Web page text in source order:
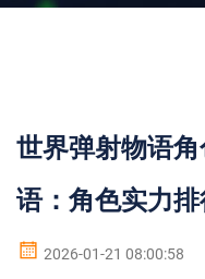
世界弹射物语
语：角色实力
2026-01-21 08:00:58